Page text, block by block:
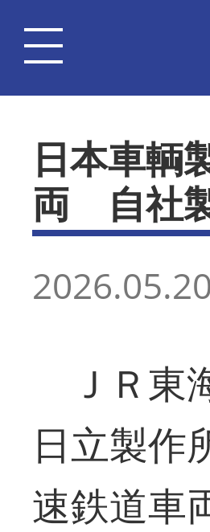
日本車輌
両 自社
2026.05.20
ＪＲ東
日立製作
速鉄道車